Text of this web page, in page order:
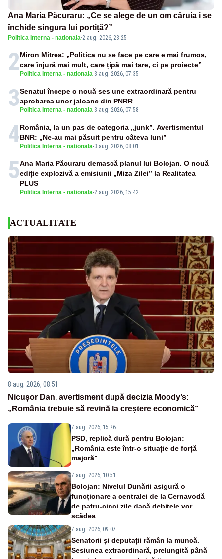
Ana Maria Păcuraru: „Ce se alege de un om căruia i se
închide singura lui portiță?”
Politica Interna - nationala·2 aug. 2026, 23:25
2 Politica Interna - nationala-3 aug. 2026, 07:35
Miron Mitrea: „Politica nu se face pe care e mai frumos,
care înjură mai mult, care țipă mai tare, ci pe proiecte”
3 Politica Interna - nationala-3 aug. 2026, 07:58
Senatul începe o nouă sesiune extraordinară pentru
aprobarea unor jaloane din PNRR
4 Politica Interna - nationala-3 aug. 2026, 08:01
România, la un pas de categoria „junk”. Avertismentul
BNR: „Ne-au mai păsuit pentru câteva luni”
5
Politica Interna - nationala-2 aug. 2026, 15:42
Ana Maria Păcuraru demască planul lui Bolojan. O nouă
ediție explozivă a emisiunii „Miza Zilei” la Realitatea
PLUS
ACTUALITATE
8 aug. 2026, 08:51
Nicușor Dan, avertisment după decizia Moody’s:
„România trebuie să revină la creștere economică”
7 aug. 2026, 15:26
PSD, replică dură pentru Bolojan:
„România este într-o situație de forță
majoră”
7 aug. 2026, 10:51
Bolojan: Nivelul Dunării asigură o
funcționare a centralei de la Cernavodă
de patru-cinci zile dacă debitele vor
scădea
7 aug. 2026, 09:07
Senatorii și deputații rămân la muncă.
Sesiunea extraordinară, prelungită până